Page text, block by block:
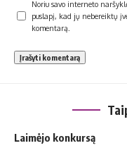
Noriu savo interneto
puslapį, kad jų nebereiktų
komentarą.
Laimėjo konkursą